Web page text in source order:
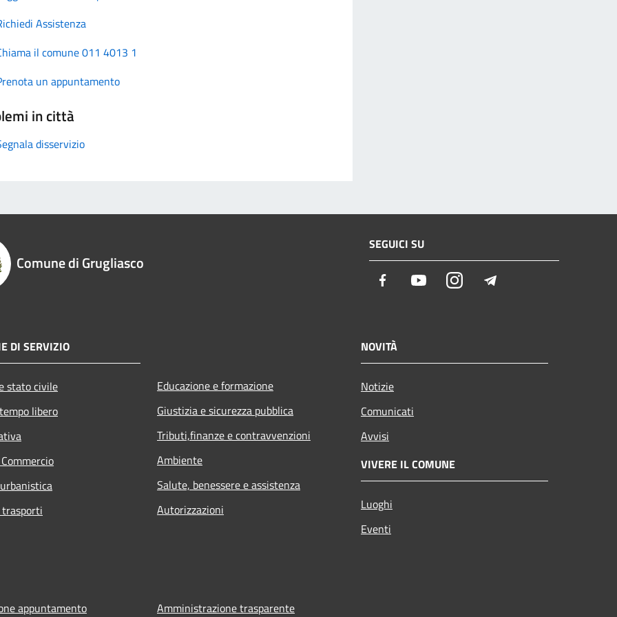
Assistenza
il comune 011 4013 1
un appuntamento
in città
disservizio
Comune di Grugliasco
SEGUICI SU
Facebook YoutubeInstagram
DI SERVIZIO
stato civile
libero
Educazione e formazione
Giustizia e sicurezza pubblica
Tributi,finanze e contravvenzioni
Ambiente
Salute, benessere e assistenza
Autorizzazioni
NOVITÀ
Notizie
Comunicati
Avvisi
VIVERE IL COMUNE
Luoghi
Eventi
appuntamento Amministrazione trasparente